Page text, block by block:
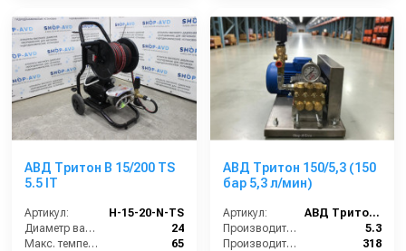
АВД Тритон B 15/200 TS
5.5 IT
Артикул:
H-15-20-N-TS
Диаметр вала (мм):
24
Макс. температура горячей воды (°C):
65
АВД Тритон 150/5,3 (150
бар 5,3 л/мин)
Артикул:
АВД Тритон 150/5,3
Производительность (л/мин):
5.3
Производительность (л/ч):
318